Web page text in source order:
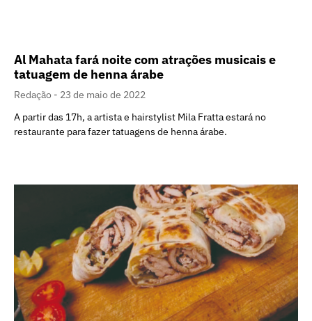
Al Mahata fará noite com atrações musicais e
tatuagem de henna árabe
Redação
23 de maio de 2022
A partir das 17h, a artista e hairstylist Mila Fratta estará no
restaurante para fazer tatuagens de henna árabe.